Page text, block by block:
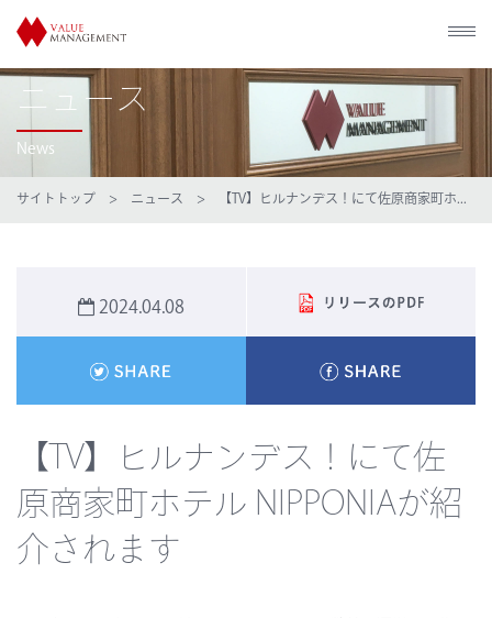
ニュース
News
サイトトップ > ニュース > 【TV】ヒルナンデス！にて佐原商家町ホ...
2024.04.08
【TV】ヒルナンデス！にて佐
原商家町ホテル NIPPONIAが紹
介されます